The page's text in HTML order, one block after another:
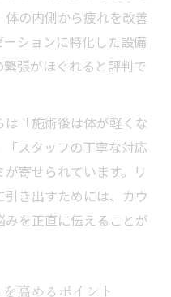
の内側から疲れを改善
ションに特化した設備
張がほぐれると評判で
「施術後は体が軽くな
スタッフの丁寧な対応
寄せられています。リ
き出すためには、カウ
を正直に伝えることが
高めるポイント